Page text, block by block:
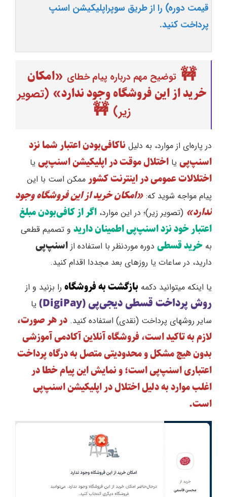
قیمت دوره) را از طریق سوپراپلیکیشن اسنپ
پرداخت کنید.
🚧 توضیح مهم درباره پیام خطای «امکان
خرید از این فروشگاه وجود ندارد» (تصویر
زیر) 🚧
در پاره‌ای از موارد، به دلیل ناکافی‌بودن اعتبار شما نزد
اسنپ‌پی یا اختلال موقت در اپلیکیشن اسنپ‌پی یا
اختلالات عمومی در اینترنت کشور ممکن است با این
پیام مواجه شوید که: «امکان خرید از این فروشگاه وجود
ندارد» (تصویر زیر)؛ در این موارد، اگر از کافی‌بودن مبلغ
اعتبار خود نزد اسنپ‌پی اطمینان دارید و تصمیم قطعی
به خرید قسطی دوره موردنظر با استفاده از اسنپ‌پی
دارید، در ساعات یا روزهای بعد مجددا اقدام کنید.
یا اینکه میتوانید دکمه بازگشت به فروشگاه را بزنید و از
روش پرداخت قسطی دیجی‌پی (DigiPay)
یا
سایر روشهای پرداخت (نقدی) استفاده کنید. در هر صورت،
لازم به تاکید است، فروشگاه آنلاین آکادمی آموزشی
بدون هیچ مشکل و محدودیتی متصل به درگاه پرداخت
اعتباری اسنپ‌پی است؛ ونمایش این پیام خطا در
اغلب موارد به دلیل اختلال در اپلیکیشن اسنپ‌پی
است.